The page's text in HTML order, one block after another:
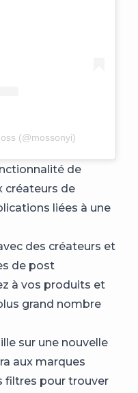
(@mossonyi)
de
créateurs de
liées à une
des créateurs et
de post
à vos produits et
grand nombre
sur une nouvelle
aux marques
filtres pour trouver